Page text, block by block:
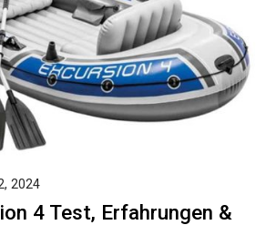
4 Test, Erfahrungen &
2024